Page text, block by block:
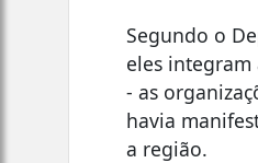
Segundo o
eles
- as
havia
a região.